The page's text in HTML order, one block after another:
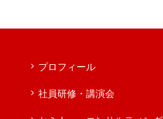
プロフィール
社員研修・講演会